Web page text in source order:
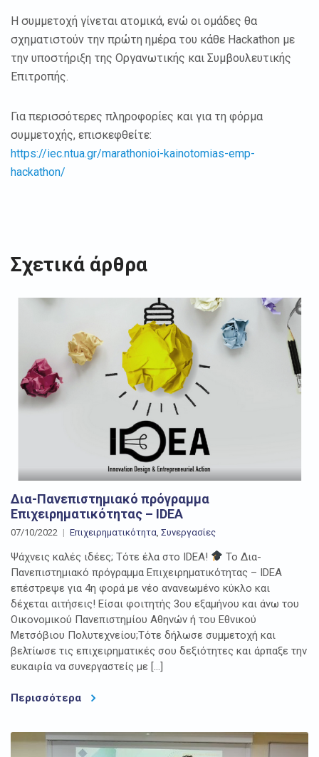
Η συμμετοχή γίνεται ατομικά, ενώ οι ομάδες θα
σχηματιστούν την πρώτη ημέρα του κάθε Hackathon με
την υποστήριξη της Οργανωτικής και Συμβουλευτικής
Επιτροπής.
Για περισσότερες πληροφορίες και για τη φόρμα
συμμετοχής, επισκεφθείτε:
https://iec.ntua.gr/marathonioi-kainotomias-emp-
hackathon/
Σχετικά άρθρα
Δια-Πανεπιστημιακό πρόγραμμα
Επιχειρηματικότητας – IDEA
07/10/2022 Επιχειρηματικότητα Συνεργασίες
Ψάχνεις καλές ιδέες; Τότε έλα στο IDEA!
Το Δια-
Πανεπιστημιακό πρόγραμμα Επιχειρηματικότητας – IDEA
επέστρεψε για 4η φορά με νέο ανανεωμένο κύκλο και
δέχεται αιτήσεις! Είσαι φοιτητής 3ου εξαμήνου και άνω του
Οικονομικού Πανεπιστημίου Αθηνών ή του Εθνικού
Μετσόβιου Πολυτεχνείου;Τότε δήλωσε συμμετοχή και
βελτίωσε τις επιχειρηματικές σου δεξιότητες και άρπαξε την
ευκαιρία να συνεργαστείς με […]
Περισσότερα